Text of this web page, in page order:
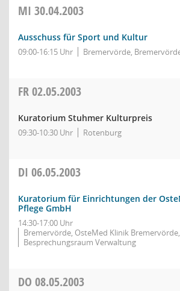
MI 30.04.2003
Ausschuss für Sport und Kultur
09:00-16:15 Uhr Bremervörde,
FR02.05.2003
Kuratorium Stuhmer Kulturpreis
09:30-10:30 Uhr Rotenburg
DI 06.05.2003
Kuratorium für Einrichtungen der
Pflege GmbH
14:30-17:00 Uhr
Bremervörde, OsteMed Klinik Bremervörde,
Besprechungsraum Verwaltung
DO 08.05.2003